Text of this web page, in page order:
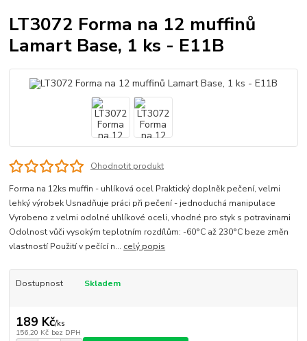
LT3072 Forma na 12 muffinů
Lamart Base, 1 ks - E11B
Ohodnotit produkt
Forma na 12ks muffin - uhlíková ocel Praktický doplněk pečení, velmi
lehký výrobek Usnadňuje práci při pečení - jednoduchá manipulace
Vyrobeno z velmi odolné uhlíkové oceli, vhodné pro styk s potravinami
Odolnost vůči vysokým teplotním rozdílům: -60°C až 230°C beze změn
vlastností Použití v pečící n... celý popis
Dostupnost Skladem
189 Kč/ks
156,20 Kč bez DPH